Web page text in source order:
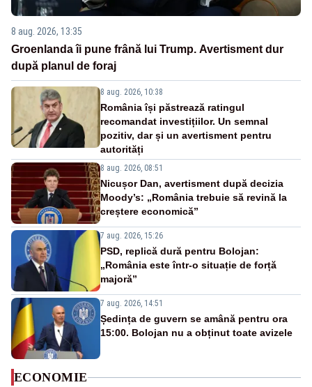
8 aug. 2026, 13:35
Groenlanda îi pune frână lui Trump. Avertisment dur
după planul de foraj
8 aug. 2026, 10:38
România își păstrează ratingul
recomandat investițiilor. Un semnal
pozitiv, dar și un avertisment pentru
autorități
8 aug. 2026, 08:51
Nicușor Dan, avertisment după decizia
Moody’s: „România trebuie să revină la
creștere economică”
7 aug. 2026, 15:26
PSD, replică dură pentru Bolojan:
„România este într-o situație de forță
majoră”
7 aug. 2026, 14:51
Ședința de guvern se amână pentru ora
15:00. Bolojan nu a obținut toate avizele
ECONOMIE